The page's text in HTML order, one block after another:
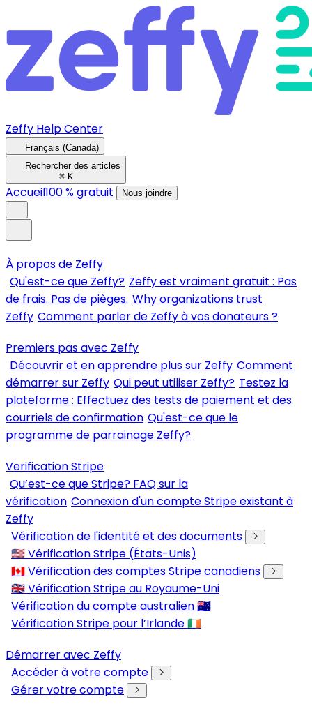
Zeffy Help Center
Français (Canada)
Rechercher des articles
⌘ K
Accueil100 % gratuit Nous joindre
À propos de Zeffy
Qu'est-ce que Zeffy? Zeffy est vraiment gratuit : Pas
de frais. Pas de pièges. Why organizations trust
Zeffy Comment parler de Zeffy à vos donateurs ?
Premiers pas avec Zeffy
Découvrir et en apprendre plus sur Zeffy Comment
démarrer sur Zeffy Qui peut utiliser Zeffy? Testez la
plateforme : Effectuez des tests de paiement et des
courriels de confirmation Qu'est-ce que le
programme de parrainage Zeffy?
Verification Stripe
Qu’est-ce que Stripe? FAQ sur la
vérification Connexion d'un compte Stripe existant à
Zeffy
Vérification de l'identité et des documents
🇺🇸 Vérification Stripe (États-Unis)
🇨🇦 Vérification des comptes Stripe canadiens
🇬🇧 Vérification Stripe au Royaume-Uni
Vérification du compte australien 🇦🇺
Vérification Stripe pour l’Irlande 🇮🇪
Démarrer avec Zeffy
Accéder à votre compte
Gérer votre compte